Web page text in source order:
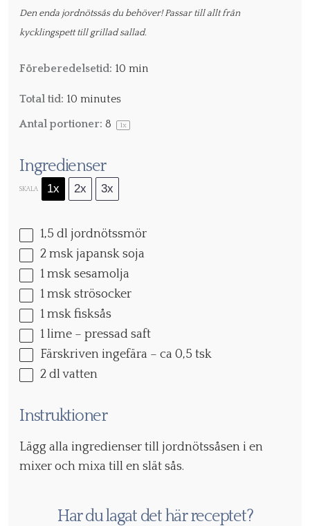
Den enda jordnötssås du behöver! Passar till allt från
kycklingspett till grillad sallad.
Föreberedelsetid: 10 min
Total tid: 10 minutes
Antal portioner: 8 1x
Ingredienser
SKALA 1x 2x 3x
1,5 dl jordnötssmör
2 msk japansk soja
1 msk sesamolja
1 msk strösocker
1 msk fisksås
1 lime – pressad saft
Färskriven ingefära – ca 0,5 tsk
2 dl vatten
Instruktioner
Lägg alla ingredienser till jordnötssåsen i en
mixer och mixa till en slät sås.
Har du lagat det här receptet?